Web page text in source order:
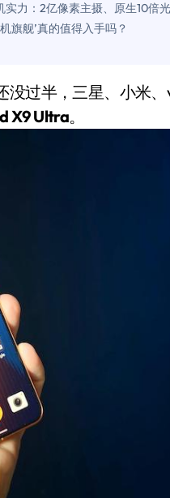
？
了吗？
？
宣告暂停
测射线一边光伏发电
大棋
怀拉满
”了？
会？一文讲透
就会！
力：2亿像素主摄、原生10倍
旗舰’真的值得入手吗？
X9 Ultra。